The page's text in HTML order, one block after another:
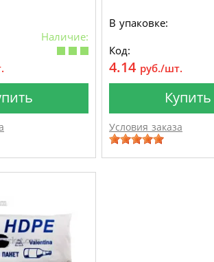
Наличие:
В упаковке:
Код:
4.14 руб./шт.
Купить
Условия заказа